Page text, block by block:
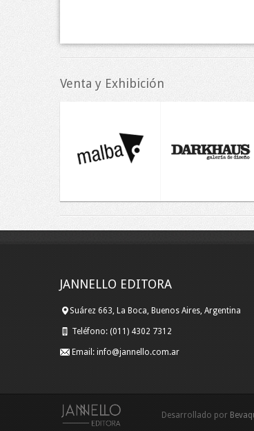
Venta y Exhibición
JANNELLO EDITORA
Suárez 663, La Boca, Buenos Aires, Argentina
Teléfono: (011) 4302 7312
Email: info@jannello.com.ar
Desarrollado por